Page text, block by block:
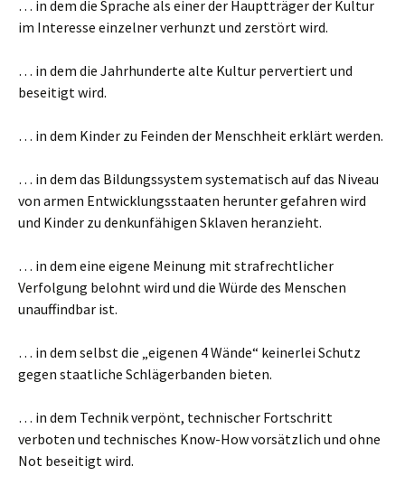
… in dem die Sprache als einer der Hauptträger der Kultur
im Interesse einzelner verhunzt und zerstört wird.
… in dem die Jahrhunderte alte Kultur pervertiert und
beseitigt wird.
… in dem Kinder zu Feinden der Menschheit erklärt werden.
… in dem das Bildungssystem systematisch auf das Niveau
von armen Entwicklungsstaaten herunter gefahren wird
und Kinder zu denkunfähigen Sklaven heranzieht.
… in dem eine eigene Meinung mit strafrechtlicher
Verfolgung belohnt wird und die Würde des Menschen
unauffindbar ist.
… in dem selbst die „eigenen 4 Wände“ keinerlei Schutz
gegen staatliche Schlägerbanden bieten.
… in dem Technik verpönt, technischer Fortschritt
verboten und technisches Know-How vorsätzlich und ohne
Not beseitigt wird.